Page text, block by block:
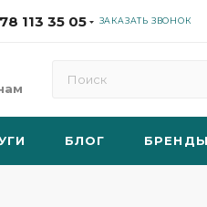
113 35 05 ЗАКАЗАТЬ ЗВОНОК
БЛОГ БРЕНДЫ